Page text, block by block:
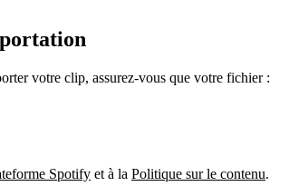
votre clip, assurez-vous que votre fichier :
Spotify et à la Politique sur le contenu.